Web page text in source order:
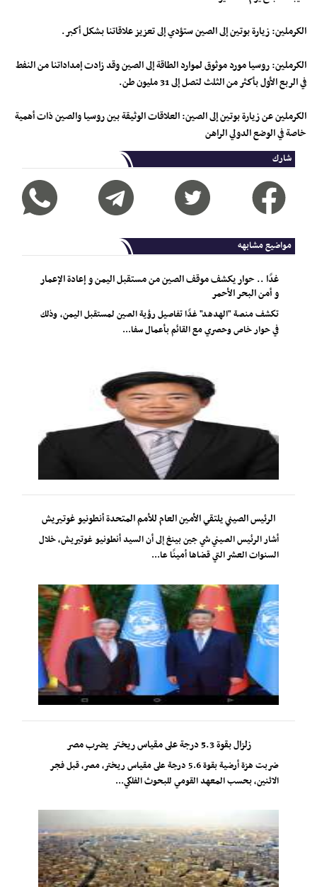
‏الكرملين: زيارة بوتين إلى الصين ستؤدي إلى تعزيز علاقاتنا بشكل أكبر.
‏الكرملين: روسيا مورد موثوق لموارد الطاقة إلى الصين وقد زادت إمداداتنا من النفط
في الربع الأول بأكثر من الثلث لتصل إلى 31 مليون طن.
‏الكرملين عن زيارة بوتين إلى الصين: العلاقات الوثيقة بين روسيا والصين ذات أهمية
خاصة في الوضع الدولي الراهن
شارك
مواضيع مشابهه
غدًا .. حوار يكشف موقف الصين من مستقبل اليمن و إعادة الإعمار
و أمن البحر الأحمر
تكشف منصة "الهدهد" غدًا تفاصيل رؤية الصين لمستقبل اليمن، وذلك
في حوار خاص وحصري مع القائم بأعمال سفا...
الرئيس الصيني يلتقي الأمين العام للأمم المتحدة أنطونيو غوتيريش
أشار الرئيس الصيني شي جين بينغ إلى أن السيد أنطونيو غوتيريش، خلال
السنوات العشر التي قضاها أمينًا عا...
زلزال بقوة 5.3 درجة على مقياس ريختر يضرب مصر
ضربت هزة أرضية بقوة 5.6 درجة على مقياس ريختر، مصر، قبل فجر
الاثنين، بحسب المعهد القومي للبحوث الفلكي...